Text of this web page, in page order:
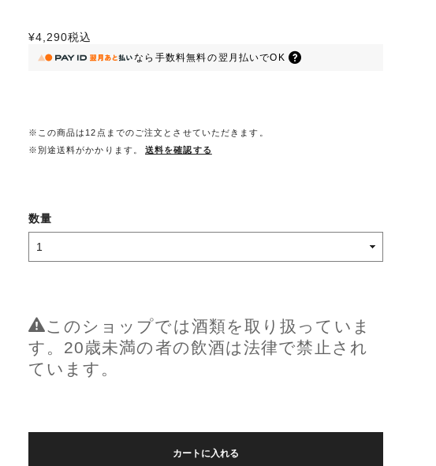
¥4,290税込
なら 手数料無料の翌月払いでOK
※この商品は12点までのご注文とさせていただきます。
※別途送料がかかります。
送料を確認する
数量
このショップでは酒類を取り扱っていま
す。20歳未満の者の飲酒は法律で禁止され
ています。
カートに入れる